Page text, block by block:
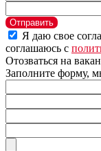
Отправить
Я даю свое
соглашаюсь с
Отозваться на
Заполните форму,